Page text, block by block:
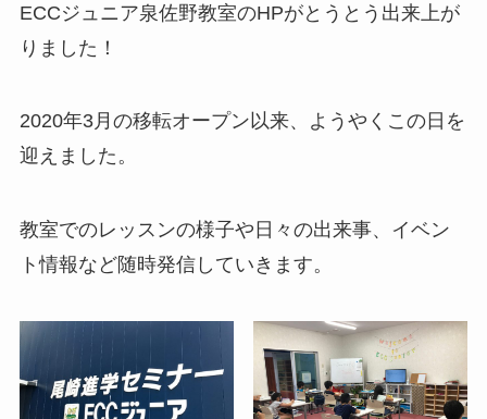
ECCジュニア泉佐野教室のHPがとうとう出来上が
りました！
2020年3月の移転オープン以来、ようやくこの日を
迎えました。
教室でのレッスンの様子や日々の出来事、イベン
ト情報など随時発信していきます。